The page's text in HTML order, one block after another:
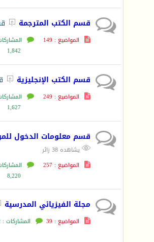
قسم الكتب المترجمة 
المواضيع : 149
1,842
قسم الكتب الإنجليزية 
المواضيع : 249
1,627
قسم معلومات الدخول
 يشاهده 38 زائر
المواضيع : 257
8,220
مجلة الفيزيائي المدرسية
المواضيع : 39
المشاركات : 772